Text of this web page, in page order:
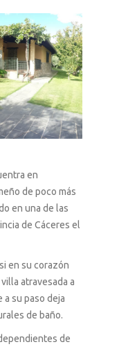
en
de poco más
en una de las
de Cáceres el
en su corazón
atravesada a
su paso deja
de baño.
de